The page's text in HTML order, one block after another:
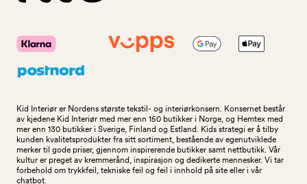
Kid Interiør er Nordens største tekstil- og interiørkonsern. Konsernet består
av kjedene Kid Interiør med mer enn 150 butikker i Norge, og Hemtex med
mer enn 130 butikker i Sverige, Finland og Estland. Kids strategi er å tilby
kunden kvalitetsprodukter fra sitt sortiment, bestående av egenutviklede
merker til gode priser, gjennom inspirerende butikker samt nettbutikk. Vår
kultur er preget av kremmerånd, inspirasjon og dedikerte mennesker. Vi tar
forbehold om trykkfeil, tekniske feil og feil i innhold på site eller i vår
chatbot.